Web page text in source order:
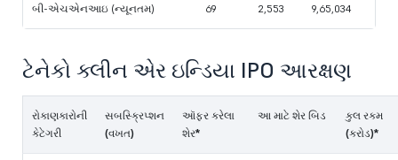
બી-એચએનઆઇ (ન્યૂનતમ) 69 2,553 9,65,034
ટેનેકો ક્લીન એર ઇન્ડિયા IPO આરક્ષણ
રોકાણકારોની
કેટેગરી
સબસ્ક્રિપ્શન
(વખત)
ઑફર કરેલા
શેર*
આ માટે શેર બિડ
કુલ રકમ
(કરોડ)*